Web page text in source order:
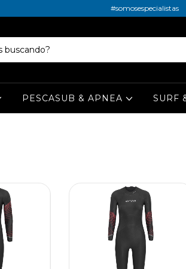
#somosespecialistas
PESCASUB & APNEA SURF